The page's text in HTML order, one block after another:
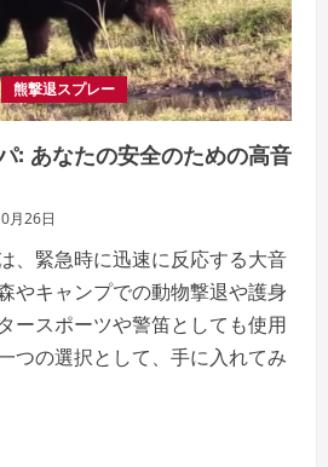
熊撃退スプレー
: あなたの安全のための高音
月26日
、緊急時に迅速に反応する大音
やキャンプでの動物撃退や護身
ースポーツや警笛としても使用
つの選択として、手に入れてみ